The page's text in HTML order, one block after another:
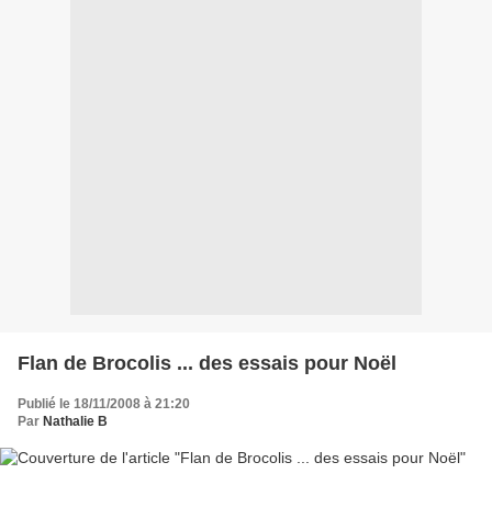
Flan de Brocolis ... des essais pour Noël
Publié le 18/11/2008 à 21:20
Par Nathalie B